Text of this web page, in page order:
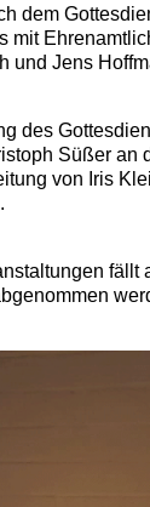
dem
mit
und Jens
des
Süßer an
von Iris
fällt